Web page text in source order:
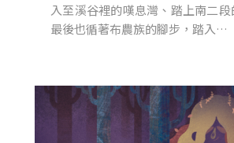
入至溪谷裡的嘆息灣、踏上南二段
最後也循著布農族的腳步，踏入…